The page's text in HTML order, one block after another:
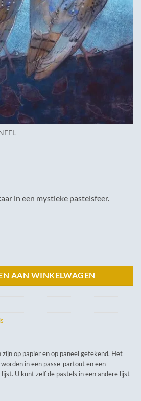
in een mystieke pastelsfeer.
AAN WINKELWAGEN
op papier en op paneel getekend. Het
in een passe-partout en een
U kunt zelf de pastels in een andere lijst